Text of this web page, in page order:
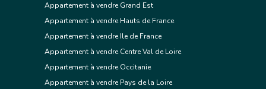
Appartement à vendre Grand Est
Appartement à vendre Hauts de France
Appartement à vendre Ile de France
Appartement à vendre Centre Val de Loire
Appartement à vendre Occitanie
Appartement à vendre Pays de la Loire